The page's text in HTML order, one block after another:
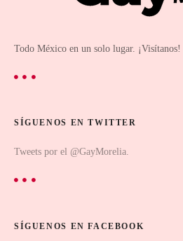
Todo México en un solo lugar. ¡Visítanos!
SÍGUENOS EN TWITTER
Tweets por el @GayMorelia.
SÍGUENOS EN FACEBOOK